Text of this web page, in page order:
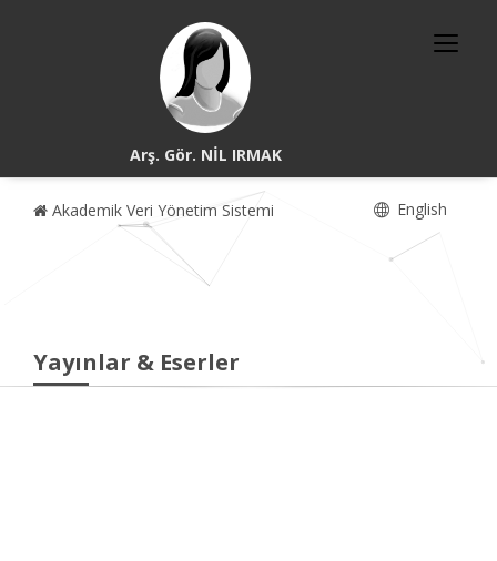
Arş. Gör. NİL IRMAK
Akademik Veri Yönetim Sistemi English
Yayınlar & Eserler